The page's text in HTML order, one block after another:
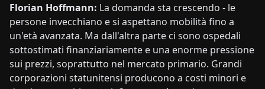
Florian Hoffmann: La domanda sta crescendo - le
persone invecchiano e si aspettano mobilità fino a
un'età avanzata. Ma dall'altra parte ci sono ospedali
sottostimati finanziariamente e una enorme pressione
sui prezzi, soprattutto nel mercato primario. Grandi
corporazioni statunitensi producono a costi minori e